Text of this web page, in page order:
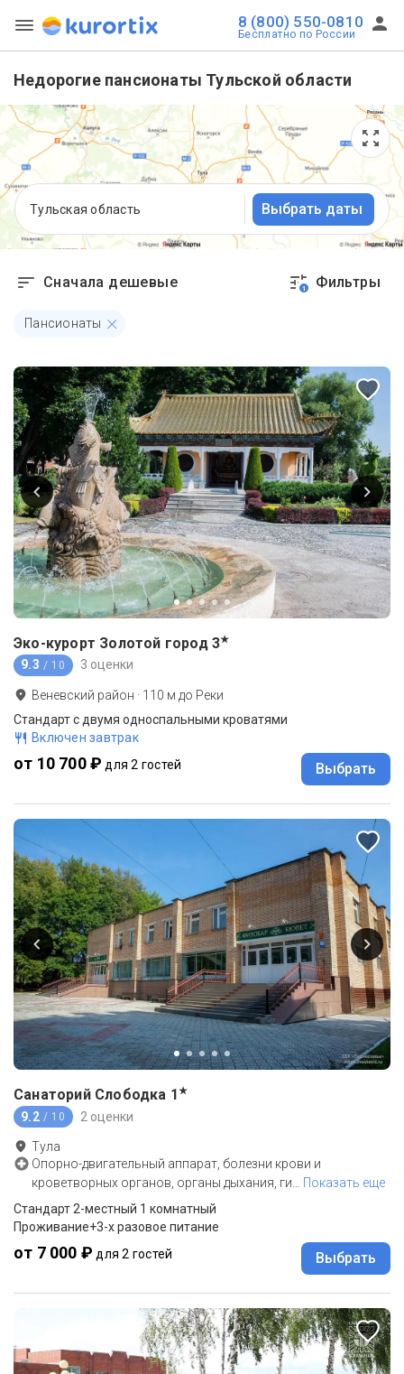
8 (800) 550-0810
Бесплатно по России
Недорогие пансионаты Тульской области
Тульская область Выбрать даты
Сначала дешевые 1 Фильтры
Пансионаты
Эко-курорт Золотой город 3★
9.3 / 10 3 оценки
Веневский район · 110 м до Реки
Стандарт с двумя односпальными кроватями
Включен завтрак
от 10 700 ₽ для 2 гостей Выбрать
Санаторий Слободка 1★
9.2 / 10 2 оценки
Тула
Опорно-двигательный аппарат, болезни крови и
кроветворных органов, органы дыхания, ги… Показать еще
Стандарт 2-местный 1 комнатный
Проживание+3-х разовое питание
от 7 000 ₽ для 2 гостей Выбрать